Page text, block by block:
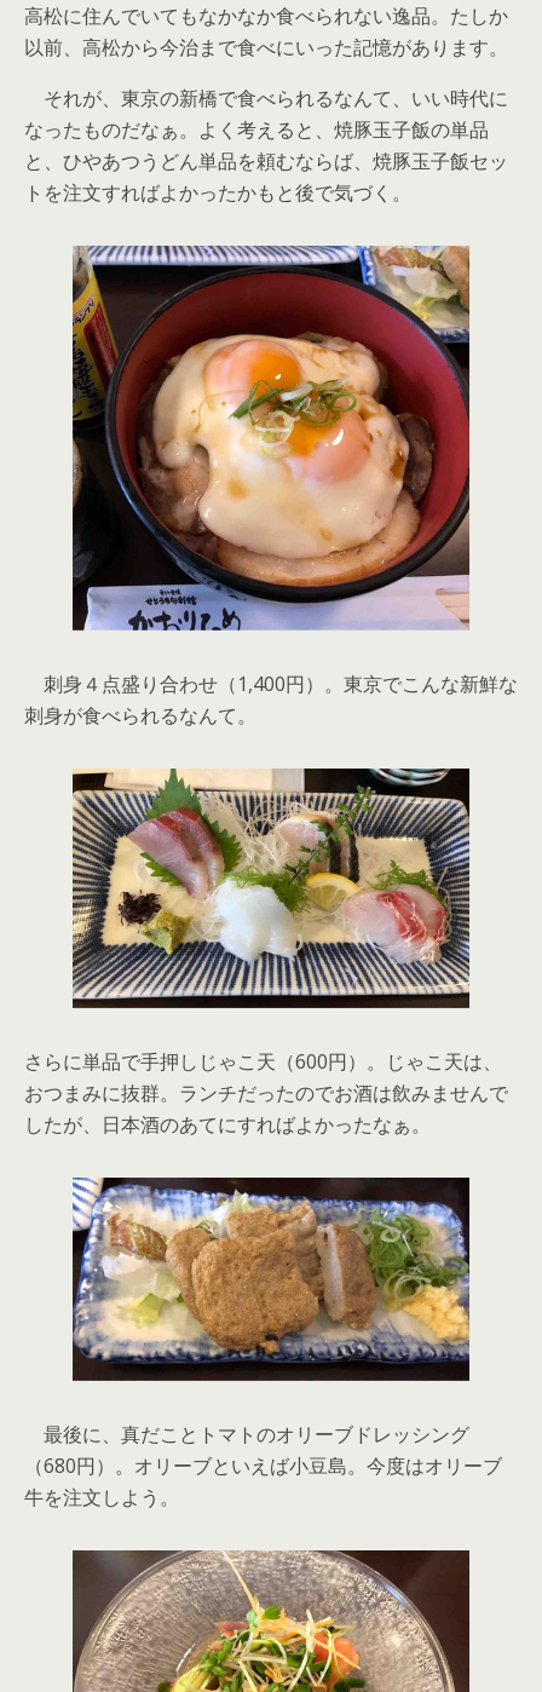
高松に住んでいてもなかなか食べられない逸品。たしか
以前、高松から今治まで食べにいった記憶があります。
それが、東京の新橋で食べられるなんて、いい時代に
なったものだなぁ。よく考えると、焼豚玉子飯の単品
と、ひやあつうどん単品を頼むならば、焼豚玉子飯セッ
トを注文すればよかったかもと後で気づく。
刺身４点盛り合わせ（1,400円）。東京でこんな新鮮な
刺身が食べられるなんて。
さらに単品で手押しじゃこ天（600円）。じゃこ天は、
おつまみに抜群。ランチだったのでお酒は飲みませんで
したが、日本酒のあてにすればよかったなぁ。
最後に、真だことトマトのオリーブドレッシング
（680円）。オリーブといえば小豆島。今度はオリーブ
牛を注文しよう。